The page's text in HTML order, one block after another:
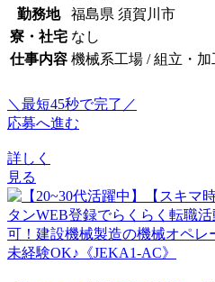
勤務地
福島県 須賀川市
寮・社宅 なし
仕事内容 機械系工場 / 組立・
＼最短45秒で完了／
応募へ進む
詳しく
見る